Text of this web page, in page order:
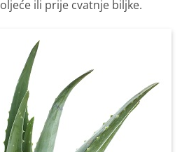
ili prije cvatnje biljke.